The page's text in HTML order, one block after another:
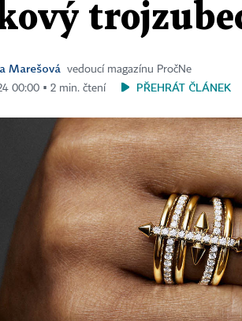
Marešová
vedoucí magazínu PročNe
00:00 ▪ 2 min. čtení
PŘEHRÁT ČLÁNEK